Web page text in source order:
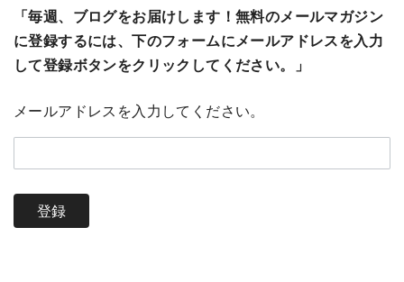
「毎週、ブログをお届けします！無料のメールマガジン
に登録するには、下のフォームにメールアドレスを入力
して登録ボタンをクリックしてください。」
メールアドレスを入力してください。